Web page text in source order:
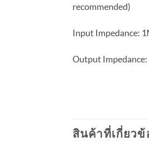
recommended)
Input Impedance:
Output Impedance:
สินค้าที่เกี่ยวข้